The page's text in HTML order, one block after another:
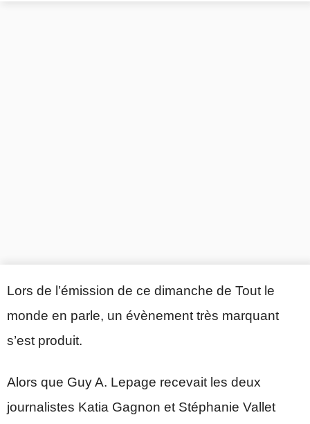
Lors de l’émission de ce dimanche de Tout le
monde en parle, un évènement très marquant
s’est produit.
Alors que Guy A. Lepage recevait les deux
journalistes Katia Gagnon et Stéphanie Vallet